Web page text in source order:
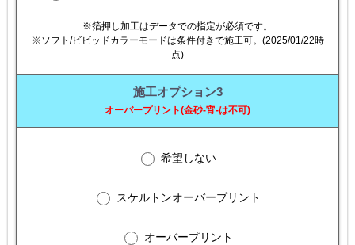
※箔押し加工はデータでの指定が必須です。
※ソフト/ビビッドカラーモードは条件付きで施工可。(2025/01/22時
点)
施工オプション3
オーバープリント(金砂-宵-は不可)
希望しない
スケルトンオーバープリント
オーバープリント